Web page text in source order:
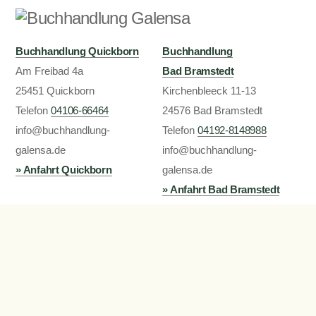
Buchhandlung Quickborn
Am Freibad 4a
25451 Quickborn
Telefon04106-66464
info@buchhandlung-
galensa.de
» Anfahrt Quickborn
Buchhandlung
Bad Bramstedt
Kirchenbleeck 11-13
24576 Bad Bramstedt
Telefon04192-8148988
info@buchhandlung-
galensa.de
» Anfahrt Bad Bramstedt